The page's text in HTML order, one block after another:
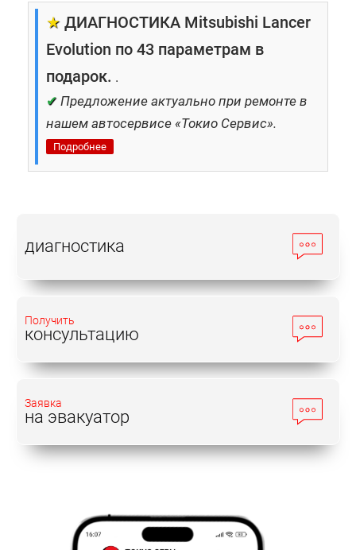
★ ДИАГНОСТИКА Mitsubishi Lancer
Evolution по 43 параметрам в
подарок. .
✔ Предложение актуально при ремонте в
нашем автосервисе «Токио Сервис».
Подробнее
диагностика
Получить
консультацию
Заявка
на эвакуатор